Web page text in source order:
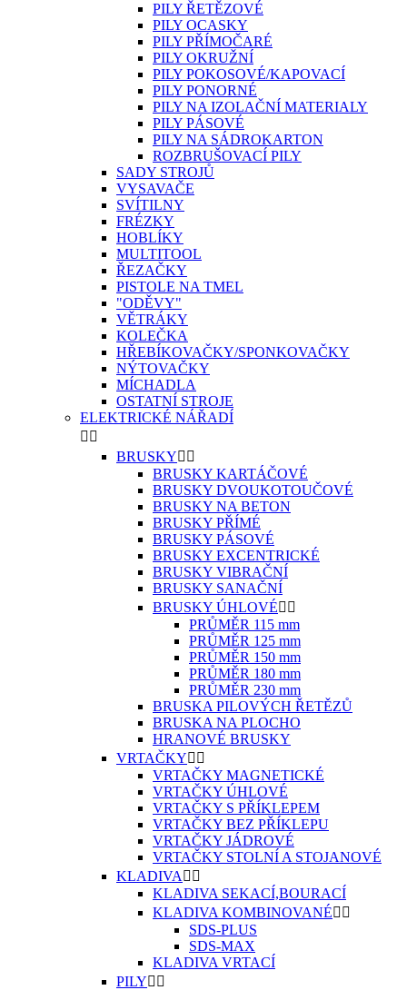
PILY ŘETĚZOVÉ
PILY OCASKY
PILY PŘÍMOČARÉ
PILY OKRUŽNÍ
PILY POKOSOVÉ/KAPOVACÍ
PILY PONORNÉ
PILY NA IZOLAČNÍ MATERIALY
PILY PÁSOVÉ
PILY NA SÁDROKARTON
ROZBRUŠOVACÍ PILY
SADY STROJŮ
VYSAVAČE
SVÍTILNY
FRÉZKY
HOBLÍKY
MULTITOOL
ŘEZAČKY
PISTOLE NA TMEL
"ODĚVY"
VĚTRÁKY
KOLEČKA
HŘEBÍKOVAČKY/SPONKOVAČKY
NÝTOVAČKY
MÍCHADLA
OSTATNÍ STROJE
ELEKTRICKÉ NÁŘADÍ
 
BRUSKY 
BRUSKY KARTÁČOVÉ
BRUSKY DVOUKOTOUČOVÉ
BRUSKY NA BETON
BRUSKY PŘÍMÉ
BRUSKY PÁSOVÉ
BRUSKY EXCENTRICKÉ
BRUSKY VIBRAČNÍ
BRUSKY SANAČNÍ
BRUSKY ÚHLOVÉ 
PRŮMĚR 115 mm
PRŮMĚR 125 mm
PRŮMĚR 150 mm
PRŮMĚR 180 mm
PRŮMĚR 230 mm
BRUSKA PILOVÝCH ŘETĚZŮ
BRUSKA NA PLOCHO
HRANOVÉ BRUSKY
VRTAČKY 
VRTAČKY MAGNETICKÉ
VRTAČKY ÚHLOVÉ
VRTAČKY S PŘÍKLEPEM
VRTAČKY BEZ PŘÍKLEPU
VRTAČKY JÁDROVÉ
VRTAČKY STOLNÍ A STOJANOVÉ
KLADIVA  
KLADIVA SEKACÍ,BOURACÍ
KLADIVA KOMBINOVANÉ 
SDS-PLUS
SDS-MAX
KLADIVA VRTACÍ
PILY 